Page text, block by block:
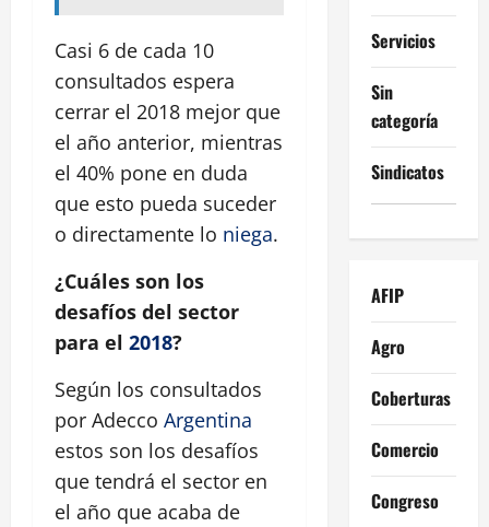
Casi 6 de cada 10
consultados espera
cerrar el 2018 mejor que
el año anterior, mientras
el 40% pone en duda
que esto pueda suceder
o directamente lo niega.
¿Cuáles son los
desafíos del sector
para el 2018?
Según los consultados
por Adecco Argentina
estos son los desafíos
que tendrá el sector en
el año que acaba de
Servicios
Sin
categoría
Sindicatos
AFIP
Agro
Coberturas
Comercio
Congreso